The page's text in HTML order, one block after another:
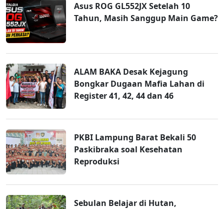
Asus ROG GL552JX Setelah 10
Tahun, Masih Sanggup Main Game?
ALAM BAKA Desak Kejagung
Bongkar Dugaan Mafia Lahan di
Register 41, 42, 44 dan 46
PKBI Lampung Barat Bekali 50
Paskibraka soal Kesehatan
Reproduksi
Sebulan Belajar di Hutan,